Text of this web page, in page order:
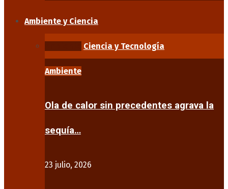
Ambiente y Ciencia
Ciencia y Tecnología
Ambiente
Ola de calor sin precedentes agrava la
sequía…
23 julio, 2026